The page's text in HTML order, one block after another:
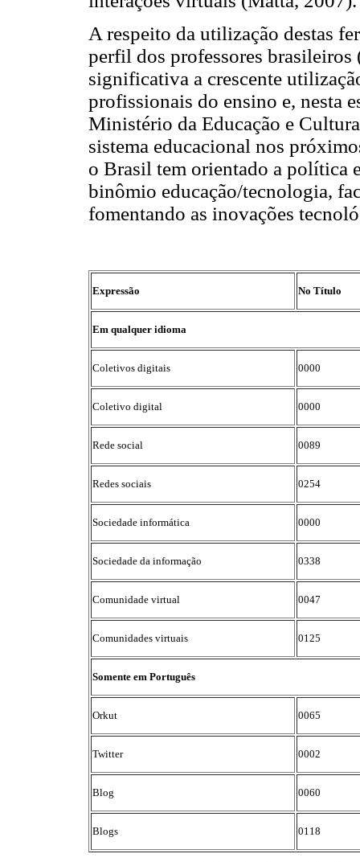
A respeito da utilização destas
perfil dos professores
significativa a crescente
profissionais do ensino e, nesta
Ministério da Educação e
sistema educacional nos
o Brasil tem orientado a política
binômio educação/tecnologia,
fomentando as inovações
Expressão No Título
Em qualquer idioma
Coletivos digitais 0000
Coletivo digital 0000
Rede social 0089
Redes sociais 0254
Sociedade informática 0000
Sociedade da informação 0338
Comunidade virtual 0047
Comunidades virtuais 0125
Somente em Português
Orkut 0065
Twitter 0002
Blog 0060
Blogs 0118